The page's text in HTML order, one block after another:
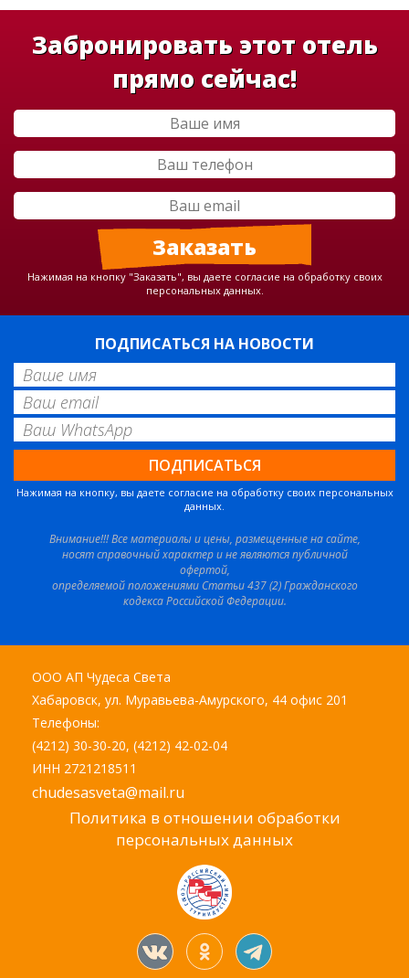
Забронировать этот отель
прямо сейчас!
Нажимая на кнопку "Заказать", вы даете согласие на обработку своих
персональных данных.
ПОДПИСАТЬСЯ НА НОВОСТИ
Нажимая на кнопку, вы даете согласие на обработку своих персональных
данных.
Внимание!!! Все материалы и цены, размещенные на сайте,
носят справочный характер и не являются публичной
офертой,
определяемой положениями Статьи 437 (2) Гражданского
кодекса Российской Федерации.
ООО АП Чудеса Света
Хабаровск, ул. Муравьева-Амурского, 44 офис 201
Телефоны:
(4212) 30-30-20, (4212) 42-02-04
ИНН 2721218511
chudesasveta@mail.ru
Политика в отношении обработки
персональных данных